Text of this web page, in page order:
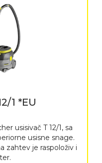
1 *EU
usisivač T 12/1, sa
usisne snage.
zahtev je raspoloživ i